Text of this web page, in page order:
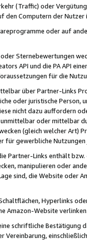
(Traffic) oder
den Computern der
oder auf
Sternebewertungen
API und die PA API
für die
über Partner-Links
oder juristische
nicht dazu auffordern
oder mittelbar
(gleich welcher Art)
für gewerbliche
Partner-Links enthält
manipulieren oder
sind, die Website oder
Hyperlinks
Amazon-Website
schriftliche
Vereinbarung,